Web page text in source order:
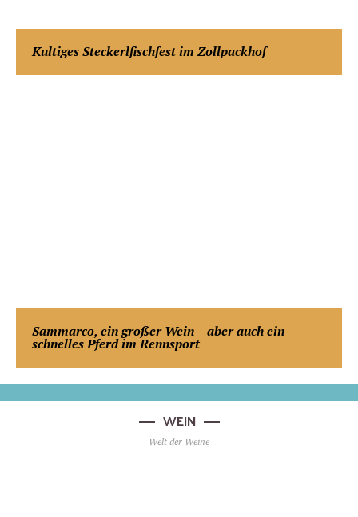
Kultiges Steckerlfischfest im Zollpackhof
Sammarco, ein großer Wein – aber auch ein
schnelles Pferd im Rennsport
WEIN
Welt der Weine